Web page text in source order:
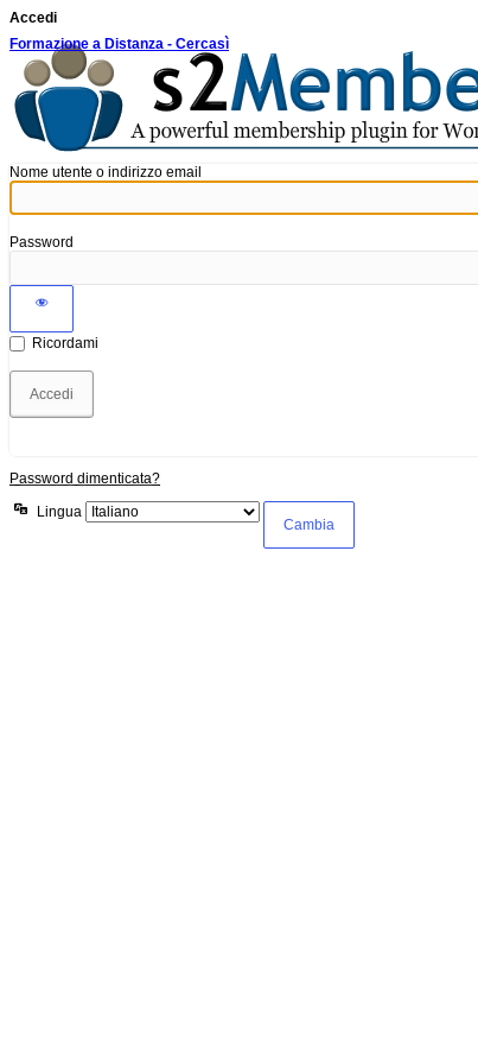
Accedi
Formazione a Distanza - Cercasì
Nome utente o indirizzo email
Password
Ricordami
Password dimenticata?
Lingua